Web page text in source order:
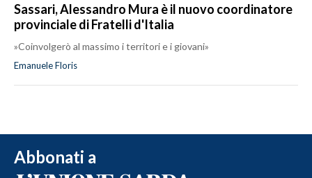
Sassari, Alessandro Mura è il nuovo coordinatore
provinciale di Fratelli d'Italia
»Coinvolgerò al massimo i territori e i giovani»
Emanuele Floris
Abbonati a